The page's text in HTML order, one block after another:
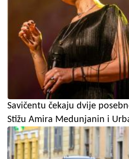
Savičentu čekaju dvije
Stižu Amira Medunjanin i